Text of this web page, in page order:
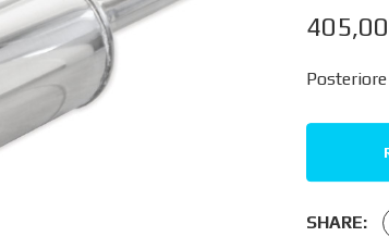
405,00
SHARE: